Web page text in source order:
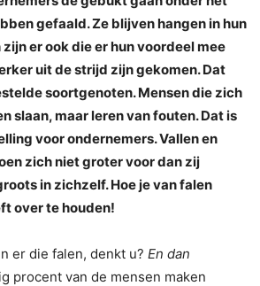
gefaald. Ze blijven hangen in hun
er ook die er hun voordeel mee
uit de strijd zijn gekomen. Dat
soortgenoten. Mensen die zich
slaan, maar leren van fouten. Dat is
voor ondernemers. Vallen en
zich niet groter voor dan zij
in zichzelf. Hoe je van falen
over te houden!
er die falen, denkt u? En dan
procent van de mensen maken